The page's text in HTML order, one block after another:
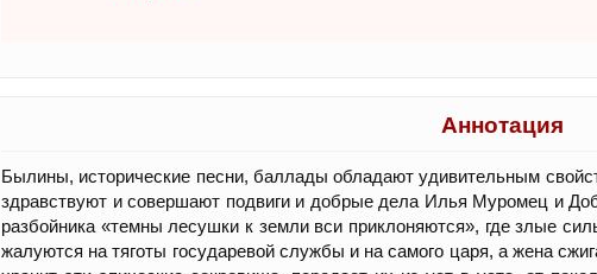
Аннотация
Былины, исторические песни, баллады обладают удивительным
здравствуют и совершают подвиги и добрые дела Илья Муромец и
разбойника «темны лесушки к земли вси приклоняются», где злые
жалуются на тяготы государевой службы и на самого царя, а жена